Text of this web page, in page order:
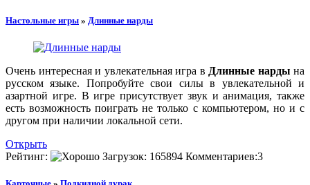
Настольные игры » Длинные нарды
Очень интересная и увлекательная игра в Длинные нарды на
русском языке. Попробуйте свои силы в увлекательной и
азартной игре. В игре присутствует звук и анимация, также
есть возможность поиграть не только с компьютером, но и с
другом при наличии локальной сети.
Открыть
Рейтинг:
Загрузок: 165894 Комментариев:3